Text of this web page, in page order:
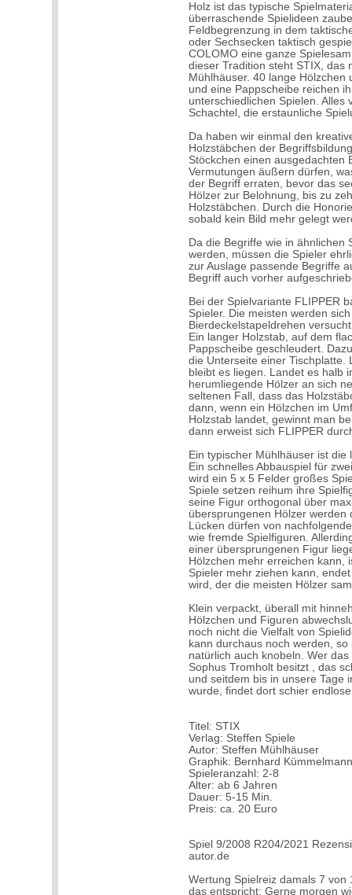
Holz ist das typische
überraschende Spielideen
Feldbegrenzung in dem
oder Sechsecken taktisch
COLOMO eine ganze
dieser Tradition steht STIX, das
Mühlhäuser. 40 lange
und eine Pappscheibe reichen
unterschiedlichen Spielen.
Schachtel, die erstaunliche
Da haben wir einmal den
Holzstäbchen der
Stöckchen einen ausgedachten
Vermutungen äußern dürfen,
der Begriff erraten, bevor das
Hölzer zur Belohnung, bis zu
Holzstäbchen. Durch die
sobald kein Bild mehr gelegt
Da die Begriffe wie in ähnlichen
werden, müssen die Spieler
zur Auslage passende Begriffe
Begriff auch vorher
Bei der Spielvariante FLIPPER
Spieler. Die meisten werden
Bierdeckelstapeldrehen
Ein langer Holzstab, auf dem
Pappscheibe geschleudert.
die Unterseite einer Tischplatte.
bleibt es liegen. Landet es halb
herumliegende Hölzer an sich
seltenen Fall, dass das
dann, wenn ein Hölzchen im
Holzstab landet, gewinnt man
dann erweist sich FLIPPER
Ein typischer Mühlhäuser ist die
Ein schnelles Abbauspiel für
wird ein 5 x 5 Felder großes
Spiele setzen reihum ihre
seine Figur orthogonal über
übersprungenen Hölzer
Lücken dürfen von
wie fremde Spielfiguren.
einer übersprungenen Figur
Hölzchen mehr erreichen kann,
Spieler mehr ziehen kann,
wird, der die meisten Hölzer
Klein verpackt, überall mit
Hölzchen und Figuren
noch nicht die Vielfalt von
kann durchaus noch werden,
natürlich auch knobeln. Wer
Sophus Tromholt besitzt , das
und seitdem bis in unsere Tage
wurde, findet dort schier
Titel: STIX
Verlag: Steffen Spiele
Autor: Steffen Mühlhäuser
Graphik: Bernhard
Spieleranzahl: 2-8
Alter: ab 6 Jahren
Dauer: 5-15 Min.
Preis: ca. 20 Euro
Spiel 9/2008 R204/2021
autor.de
Wertung Spielreiz damals 7 von
das entspricht: Gerne morgen